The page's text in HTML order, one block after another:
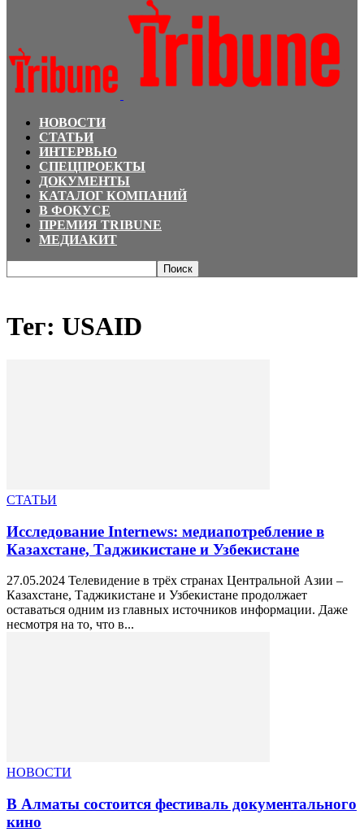
НОВОСТИ
СТАТЬИ
ИНТЕРВЬЮ
СПЕЦПРОЕКТЫ
ДОКУМЕНТЫ
КАТАЛОГ КОМПАНИЙ
В ФОКУСЕ
ПРЕМИЯ TRIBUNE
МЕДИАКИТ
Тег: USAID
СТАТЬИ
Исследование Internews: медиапотребление в
Казахстане, Таджикистане и Узбекистане
27.05.2024 Телевидение в трёх странах Центральной Азии –
Казахстане, Таджикистане и Узбекистане продолжает
оставаться одним из главных источников информации. Даже
несмотря на то, что в...
НОВОСТИ
В Алматы состоится фестиваль документального
кино